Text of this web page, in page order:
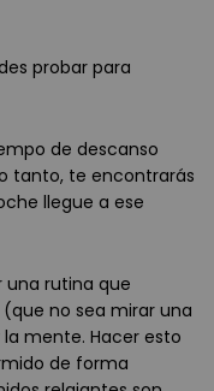
probar para
de descanso
tanto, te encontrarás
llegue a ese
una rutina que
no sea mirar una
mente. Hacer esto
de forma